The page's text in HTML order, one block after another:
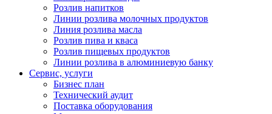
Розлив напитков
Линии розлива молочных продуктов
Линия розлива масла
Розлив пива и кваса
Розлив пищевых продуктов
Линии розлива в алюминиевую банку
Сервис, услуги
Бизнес план
Технический аудит
Поставка оборудования